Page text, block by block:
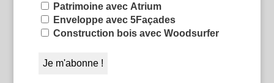
Patrimoine avec Atrium
Enveloppe avec 5Façades
Construction bois avec Woodsurfer